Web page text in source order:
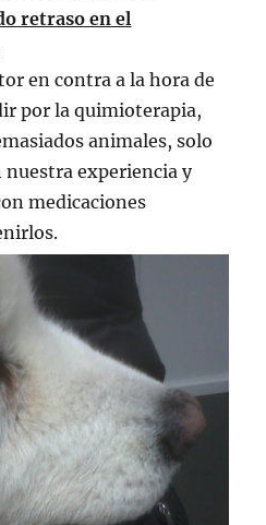
retraso en el
en contra a la hora de
por la quimioterapia,
animales, solo
nuestra experiencia y
medicaciones